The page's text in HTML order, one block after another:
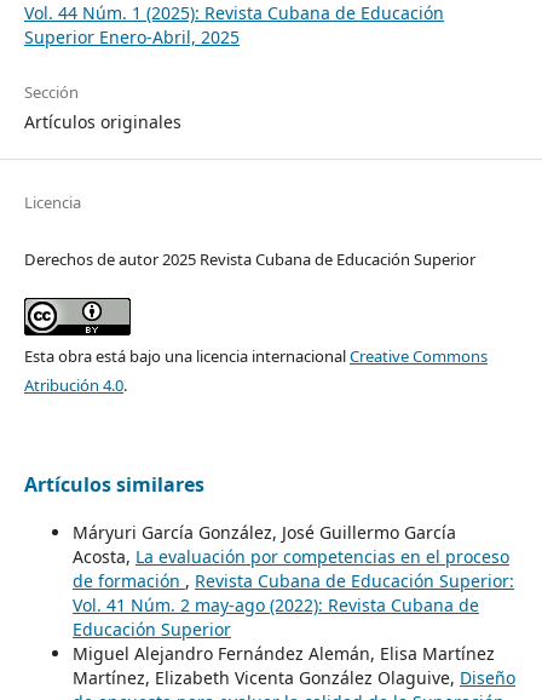
Vol. 44 Núm. 1 (2025): Revista Cubana de Educación
Superior Enero-Abril, 2025
Sección
Artículos originales
Licencia
Derechos de autor 2025 Revista Cubana de Educación Superior
Esta obra está bajo una licencia internacionalCreative Commons
Atribución 4.0.
Artículos similares
Máryuri García González, José Guillermo García
Acosta, La evaluación por competencias en el proceso
de formación , Revista Cubana de Educación Superior:
Vol. 41 Núm. 2 may-ago (2022): Revista Cubana de
Educación Superior
Miguel Alejandro Fernández Alemán, Elisa Martínez
Martínez, Elizabeth Vicenta González Olaguive, Diseño